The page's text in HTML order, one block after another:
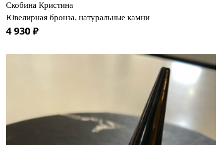
Скобина Кристина
Ювелирная бронза, натуральные камни
4 930 ₽